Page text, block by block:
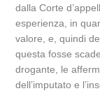
dalla Corte
esperienza, in
valore, e, quindi
questa fosse
drogante, le
dell’imputato e